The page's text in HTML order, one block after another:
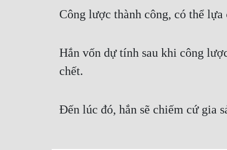
Công lược thành công, có thể
Hắn vốn dự tính sau khi công
chết.
Đến lúc đó, hắn sẽ chiếm cứ gia